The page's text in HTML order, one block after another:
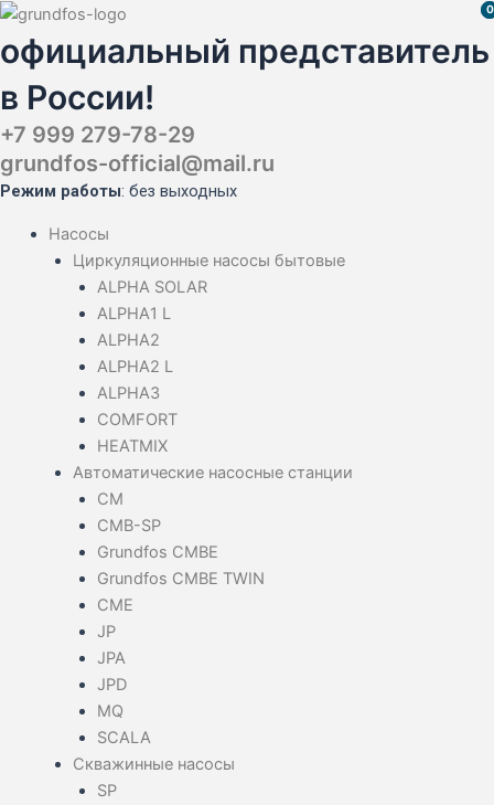
Перейти
содержимому
официальный представитель
в России!
+7 999 279-78-29
grundfos-official@mail.ru
Режим работы: без выходных
Насосы
Циркуляционные насосы бытовые
ALPHA SOLAR
ALPHA1 L
ALPHA2
ALPHA2 L
ALPHA3
COMFORT
HEATMIX
Автоматические насосные станции
CM
CMB-SP
Grundfos CMBE
Grundfos CMBE TWIN
CME
JP
JPA
JPD
MQ
SCALA
Скважинные насосы
SP
Поиск
товаров
0
Поиск
товаров
Поиск
товаров
0